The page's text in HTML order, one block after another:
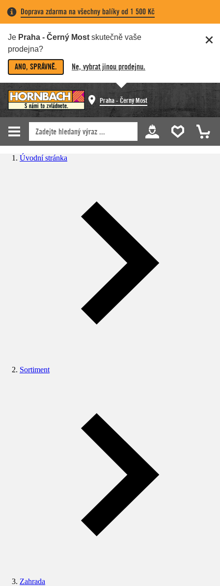
Doprava zdarma na všechny balíky od 1 500 Kč
Je Praha - Černý Most skutečně vaše
prodejna?
ANO, SPRÁVNĚ. Ne, vybrat jinou prodejnu.
Praha - Černý Most
Úvodní stránka
Sortiment
Zahrada